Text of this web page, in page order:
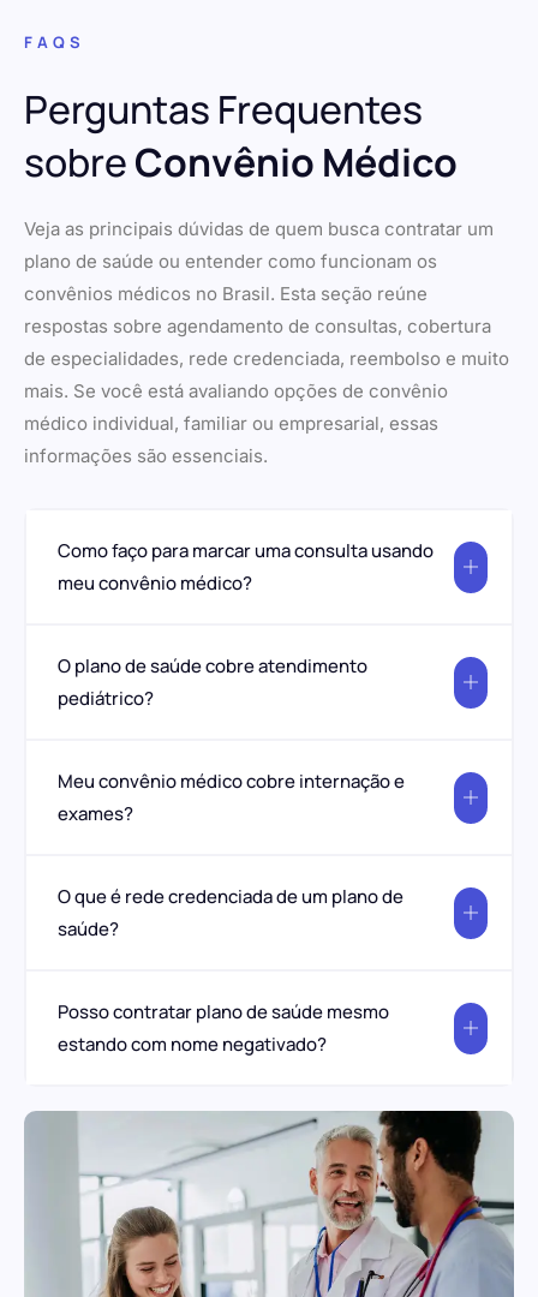
FAQS
Perguntas Frequentes
sobreConvênio Médico
Veja as principais dúvidas de quem busca contratar um
plano de saúde ou entender como funcionam os
convênios médicos no Brasil. Esta seção reúne
respostas sobre agendamento de consultas, cobertura
de especialidades, rede credenciada, reembolso e muito
mais. Se você está avaliando opções de convênio
médico individual, familiar ou empresarial, essas
informações são essenciais.
Como faço para marcar uma consulta usando
meu convênio médico?
O plano de saúde cobre atendimento
pediátrico?
Meu convênio médico cobre internação e
exames?
O que é rede credenciada de um plano de
saúde?
Posso contratar plano de saúde mesmo
estando com nome negativado?